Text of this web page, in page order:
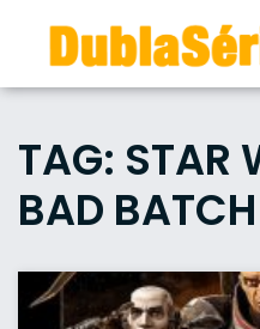
content
TAG: STAR
BAD BATCH